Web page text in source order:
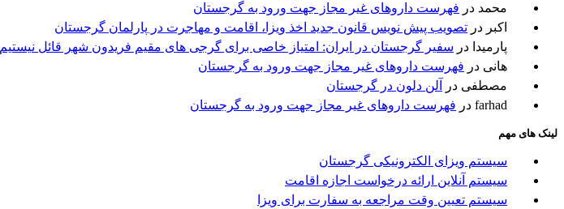
محمد در فهرست داروهای غیر مجاز جهت ورود به گرجستان
اکبر در تصویب پیش نویس قانون جدید اخذ ویزا، اقامت و مهاجرت در پارلمان گرجستان
پارمیدا در سفیر گرجستان در ایران: امتیاز خاصی برای گرجی های مقیم فریدون شهر قائل نیستیم
هانی در فهرست داروهای غیر مجاز جهت ورود به گرجستان
مصطفی در
آلن دلون در گرجستان
farhad در فهرست داروهای غیر مجاز جهت ورود به گرجستان
لینک های مهم
سیستم ویزای الکترونیکی گرجستان
سیستم آنلاین ارائه درخواست اجازه اقامت
سیستم تعیین وقت مراجعه به سفارت برای ویزا